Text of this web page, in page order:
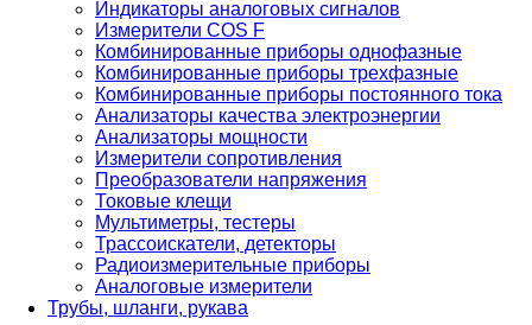
Индикаторы аналоговых сигналов
Измерители COS F
Комбинированные приборы однофазные
Комбинированные приборы трехфазные
Комбинированные приборы постоянного тока
Анализаторы качества электроэнергии
Анализаторы мощности
Измерители сопротивления
Преобразователи напряжения
Токовые клещи
Мультиметры, тестеры
Трассоискатели, детекторы
Радиоизмерительные приборы
Аналоговые измерители
Трубы, шланги, рукава